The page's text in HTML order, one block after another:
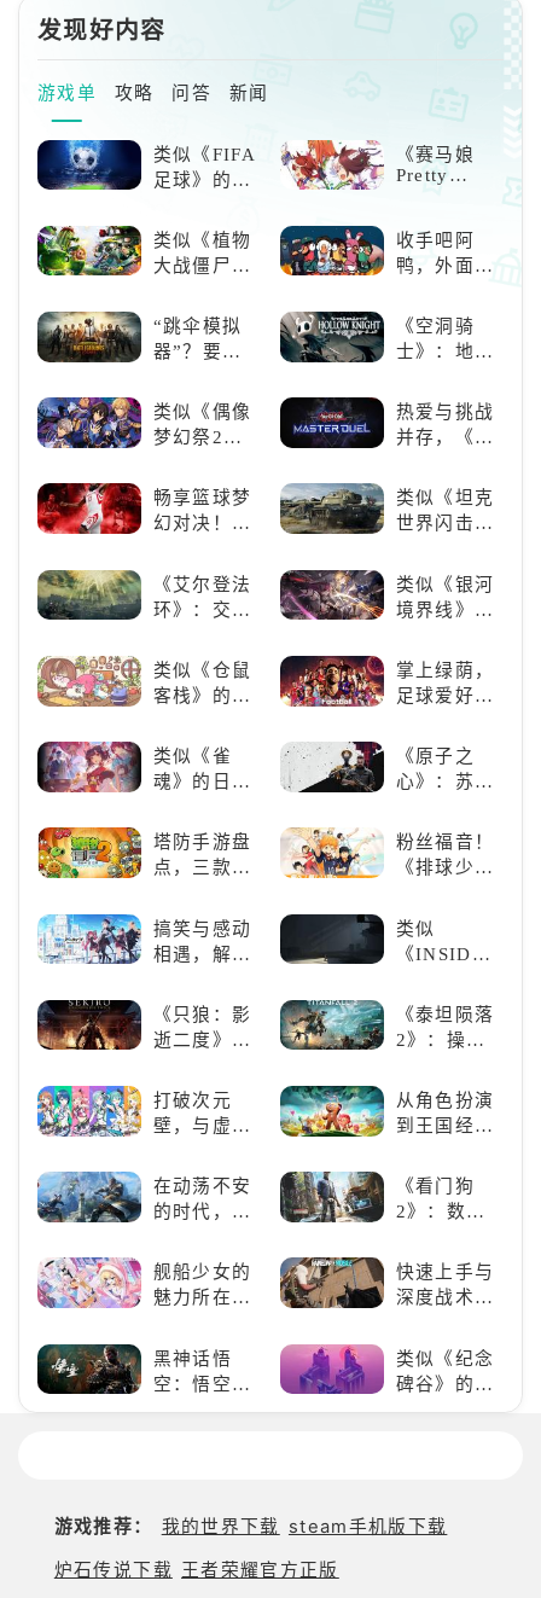
发现好内容
游戏单 攻略 问答 新闻
类似《FIFA
足球》的足
荐！快来赢
得世界冠军
吧！
《赛马娘
Pretty
的竞速之旅
类似《植物
大战僵尸》
游戏，休闲
娱乐尽在手
收手吧阿
鸭，外面全
“跳伞模拟
器”？要
“刚”？
《空洞骑
士》：地下
探索与极致
冒险
类似《偶像
梦幻祭2》
游推荐：完
美还原偶像
像团
热爱与挑战
并存，《游
决斗》，牌
佬都爱玩的
畅享篮球梦
幻对决！
2K24梦幻球
队》类似游
戏精选
类似《坦克
世界闪击
（WOTB）
的军事类游
戏推荐！快
爱的装备出
发吧！
《艾尔登法
环》：交界
奇与魂系新
巅峰
类似《银河
境界线》的
类手游推
荐：极致策
类似《仓鼠
客栈》的萌
荐！快来养
赛博宠物
掌上绿荫，
足球爱好者
况足球》
类似《雀
魂》的日系
好看的ACG
看板娘们等
《原子之
心》：苏联
游戏盛宴与
瑕疵
塔防手游盘
点，三款不
防佳作
粉丝福音！
《排球少
HIGH!!》手
游还原经典
搞笑与感动
相遇，解锁
的魅力
类似
《INSIDE》
戏！快动起
你的小脑筋
来通关！
《只狼：影
逝二度》：
魄的忍者之
旅
《泰坦陨落
2》：操控
未来战场；
跑酷突袭，
打破次元
壁，与虚拟
写音符物语
从角色扮演
到王国经
游为何能俘
获玩家心？
在动荡不安
的时代，踏
《看门狗
2》：数字
狂欢
舰船少女的
魅力所在：
线》
快速上手与
深度战术兼
六号M》是
否值得入
手？
黑神话悟
空：悟空携
万钧之力归
类似《纪念
碑谷》的解
谜类游戏推
游戏推荐： 我的世界下载 steam手机版下载
炉石传说下载 王者荣耀官方正版